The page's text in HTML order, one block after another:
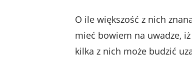
O ile większość z nich
mieć bowiem na uwadze,
kilka z nich może budzić